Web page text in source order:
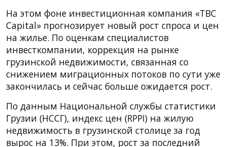
На этом фоне инвестиционная компания «TBC
Capital» прогнозирует новый рост спроса и цен
на жилье. По оценкам специалистов
инвесткомпании, коррекция на рынке
грузинской недвижимости, связанная со
снижением миграционных потоков по сути уже
закончилась и сейчас больше ожидается рост.
По данным Национальной службы статистики
Грузии (НССГ), индекс цен (RPPI) на жилую
недвижимость в грузинской столице за год
вырос на 13%. При этом, рост за последний